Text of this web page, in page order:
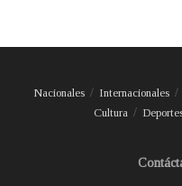
Nacionales Internacionales
Cultura